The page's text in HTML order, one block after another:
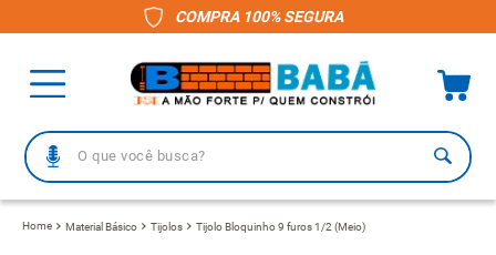
COMPRA 100% SEGURA
O que você busca?
Material Básico Tijolos Tijolo Bloquinho 9 furos 1/2 (Meio)